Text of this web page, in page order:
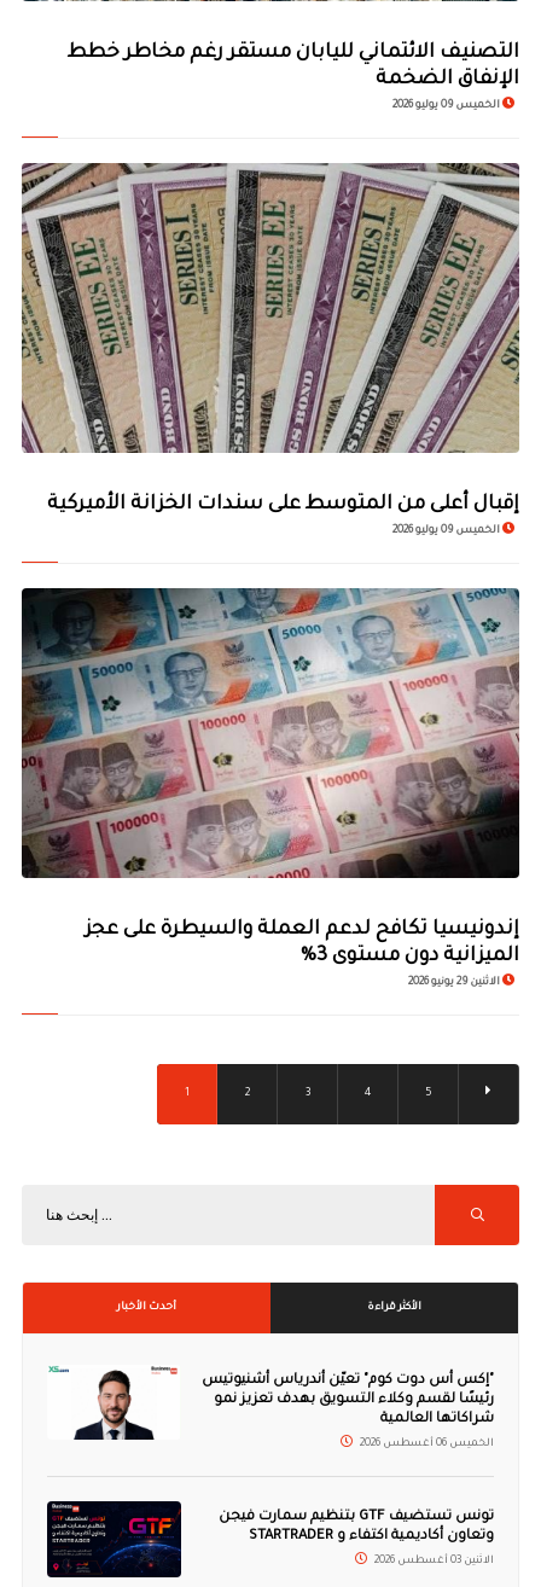
التصنيف الائتماني لليابان مستقر رغم مخاطر خطط
الإنفاق الضخمة
الخميس 09 يوليو 2026
إقبال أعلى من المتوسط على سندات الخزانة الأميركية
الخميس 09 يوليو 2026
إندونيسيا تكافح لدعم العملة والسيطرة على عجز
الميزانية دون مستوى 3%
الاثنين 29 يونيو 2026
1 2 3 4 5
الأكثر قراءة أحدث الأخبار
"إكس أس دوت كوم" تعيّن أندرياس أشنيوتيس
رئيسًا لقسم وكلاء التسويق بهدف تعزيز نمو
شراكاتها العالمية
الخميس 06 أغسطس 2026
تونس تستضيف GTF بتنظيم سمارت فيجن
وتعاون أكاديمية اكتفاء و STARTRADER
الاثنين 03 أغسطس 2026